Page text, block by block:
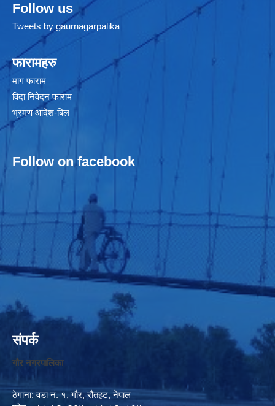
Follow us
Tweets by gaurnagarpalika
फारामहरु
माग फाराम
विदा निवेदन फाराम
भ्रमण आदेश-बिल
Follow on facebook
संपर्क
गौर नगरपालिका
ठेगाना: वडा नं. १, गौर, रौतहट, नेपाल